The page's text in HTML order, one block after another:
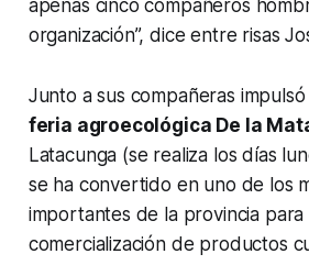
apenas cinco compañeros
organización”, dice entre risas
Junto a sus compañeras
feria agroecológica De la
Latacunga (se realiza los días
se ha convertido en uno de los
importantes de la provincia para
comercialización de productos